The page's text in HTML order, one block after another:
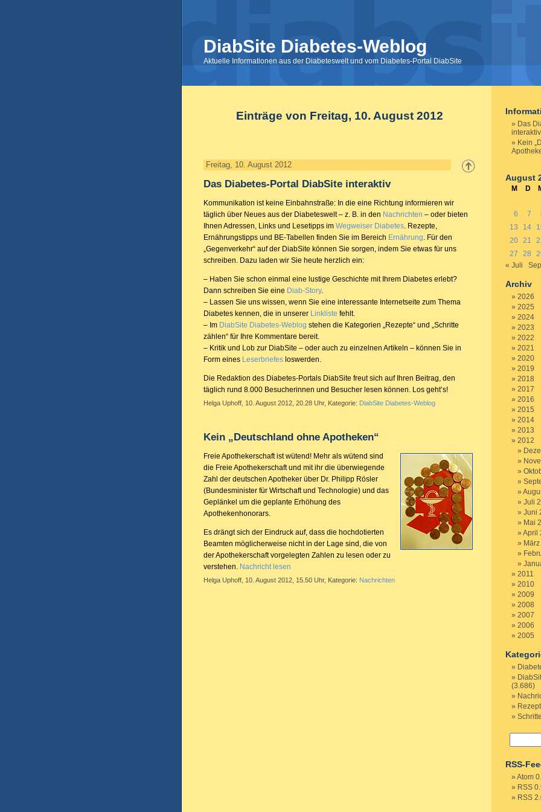
DiabSite Diabetes-Weblog
Aktuelle Informationen aus der Diabeteswelt und vom Diabetes-Portal DiabSite
Einträge von Freitag, 10. August 2012
Freitag, 10. August 2012
Das Diabetes-Portal DiabSite interaktiv
Kommunikation ist keine Einbahnstraße: In die eine Richtung informieren wir
täglich über Neues aus der Diabeteswelt – z. B. in den Nachrichten – oder bieten
Ihnen Adressen, Links und Lesetipps im Wegweiser Diabetes. Rezepte,
Ernährungstipps und BE-Tabellen finden Sie im Bereich Ernährung. Für den
„Gegenverkehr“ auf der DiabSite können Sie sorgen, indem Sie etwas für uns
schreiben. Dazu laden wir Sie heute herzlich ein:
– Haben Sie schon einmal eine lustige Geschichte mit Ihrem Diabetes erlebt?
Dann schreiben Sie eine Diab-Story.
– Lassen Sie uns wissen, wenn Sie eine interessante Internetseite zum Thema
Diabetes kennen, die in unserer Linkliste fehlt.
– Im DiabSite Diabetes-Weblog stehen die Kategorien „Rezepte“ und „Schritte
zählen“ für Ihre Kommentare bereit.
– Kritik und Lob zur DiabSite – oder auch zu einzelnen Artikeln – können Sie in
Form eines Leserbriefes loswerden.
Die Redaktion des Diabetes-Portals DiabSite freut sich auf Ihren Beitrag, den
täglich rund 8.000 Besucherinnen und Besucher lesen können. Los geht’s!
Helga Uphoff, 10. August 2012, 20.28 Uhr, Kategorie: DiabSite Diabetes-Weblog
Kein „Deutschland ohne Apotheken“
Freie Apothekerschaft ist wütend! Mehr als wütend sind
die Freie Apothekerschaft und mit ihr die überwiegende
Zahl der deutschen Apotheker über Dr. Philipp Rösler
(Bundesminister für Wirtschaft und Technologie) und das
Geplänkel um die geplante Erhöhung des
Apothekenhonorars.
Es drängt sich der Eindruck auf, dass die hochdotierten
Beamten möglicherweise nicht in der Lage sind, die von
der Apothekerschaft vorgelegten Zahlen zu lesen oder zu
verstehen. Nachricht lesen
Helga Uphoff, 10. August 2012, 15.50 Uhr, Kategorie: Nachrichten
Das
interaktiv
Kein
August
M D
6
7
13
14
20 21
27
28
« Juli
Archiv
2026
2025
2024
2023
2022
2021
2020
2019
2018
2017
2016
2015
2014
2013
2012
Juli
Juni
Mai
April
2011
2010
2009
2008
2007
2006
2005
(3.686)
RSS-
Atom
RSS
RSS